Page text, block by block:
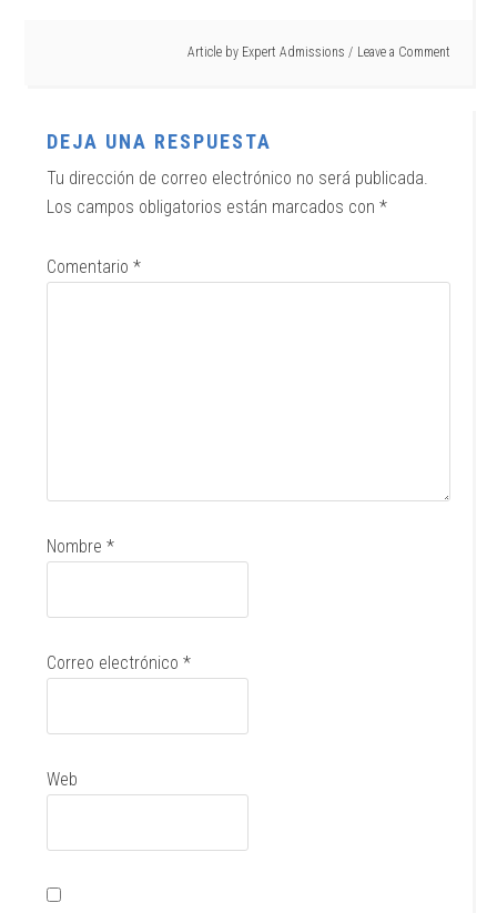
Article by Expert Admissions Leave a Comment
DEJA UNA RESPUESTA
Tu dirección de correo electrónico no será publicada.
Los campos obligatorios están marcados con*
Comentario*
Nombre*
Correo electrónico*
Web